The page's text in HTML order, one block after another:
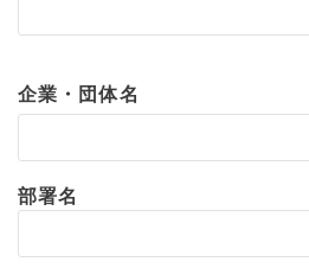
企業・団体名
部署名